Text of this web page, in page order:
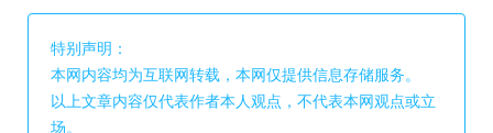
特别声明：
本网内容均为互联网转载，本网仅提供信息存储服务。
以上文章内容仅代表作者本人观点，不代表本网观点或立
场。